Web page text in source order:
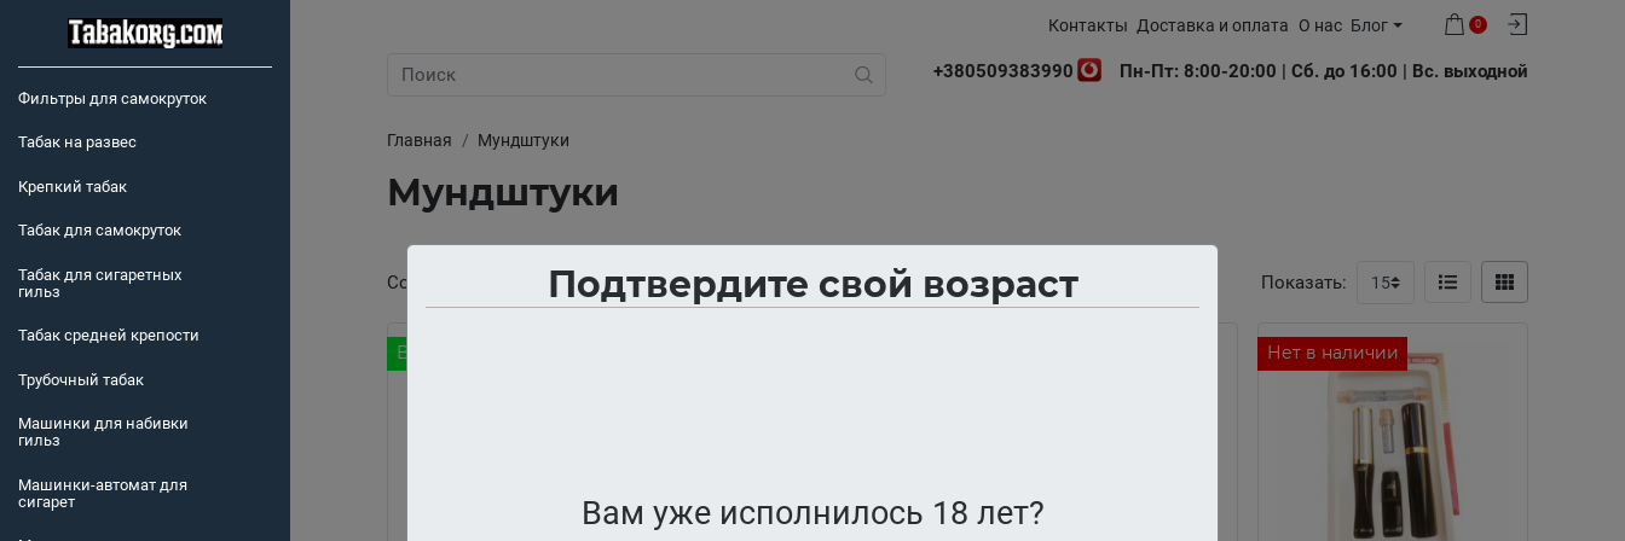
Фильтры для самокруток
Табак на развес
Крепкий табак
Табак для самокруток
Табак для сигаретных
гильз
Табак средней крепости
Трубочный табак
Машинки для набивки
гильз
Машинки-автомат для
сигарет
Подтвердите свой возраст
Вам уже исполнилось 18 лет?
Контакты Доставка и оплата О нас Блог
+380509383990
0
Пн-Пт: 8:00-20:00 | Сб. до 16:00 | Вс. выходной
Главная Мундштуки
Мундштуки
Сортировка: Показать:
В наличии Нет в наличии